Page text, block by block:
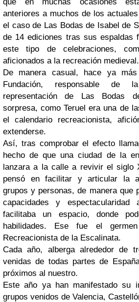
anteriores a muchos de los
el caso de Las Bodas de Isabel de
de 14 ediciones tras sus espaldas
este tipo de celebraciones,
aficionados a la recreación medieval.
De manera casual, hace ya
Fundación, responsable de
representación de Las Bodas
sorpresa, como Teruel era una de
el calendario recreacionista,
extenderse.
Así, tras comprobar el efecto
hecho de que una ciudad de la
lanzara a la calle a revivir el siglo
pensó en facilitar y articular la
grupos y personas, de manera que
capacidades y
facilitaba un espacio, donde
habilidades. Ese fue el
Recreacionista de la Escalinata.
Cada año, alberga alrededor de
venidas de todas partes de
próximos al nuestro.
Este año ya han manifestado su
grupos venidos de Valencia,